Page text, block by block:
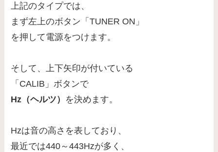
上記のタイプでは、
まず左上のボタン「TUNER ON」
を押して電源をつけます。
そして、上下矢印が付いている
「CALIB」ボタンで
Hz（ヘルツ） を決めます。
Hzは音の高さを表しており、
最近では440～443Hzが多く、